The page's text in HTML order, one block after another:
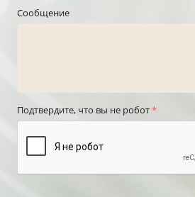
Сообщение
Подтвердите, что вы не робот*